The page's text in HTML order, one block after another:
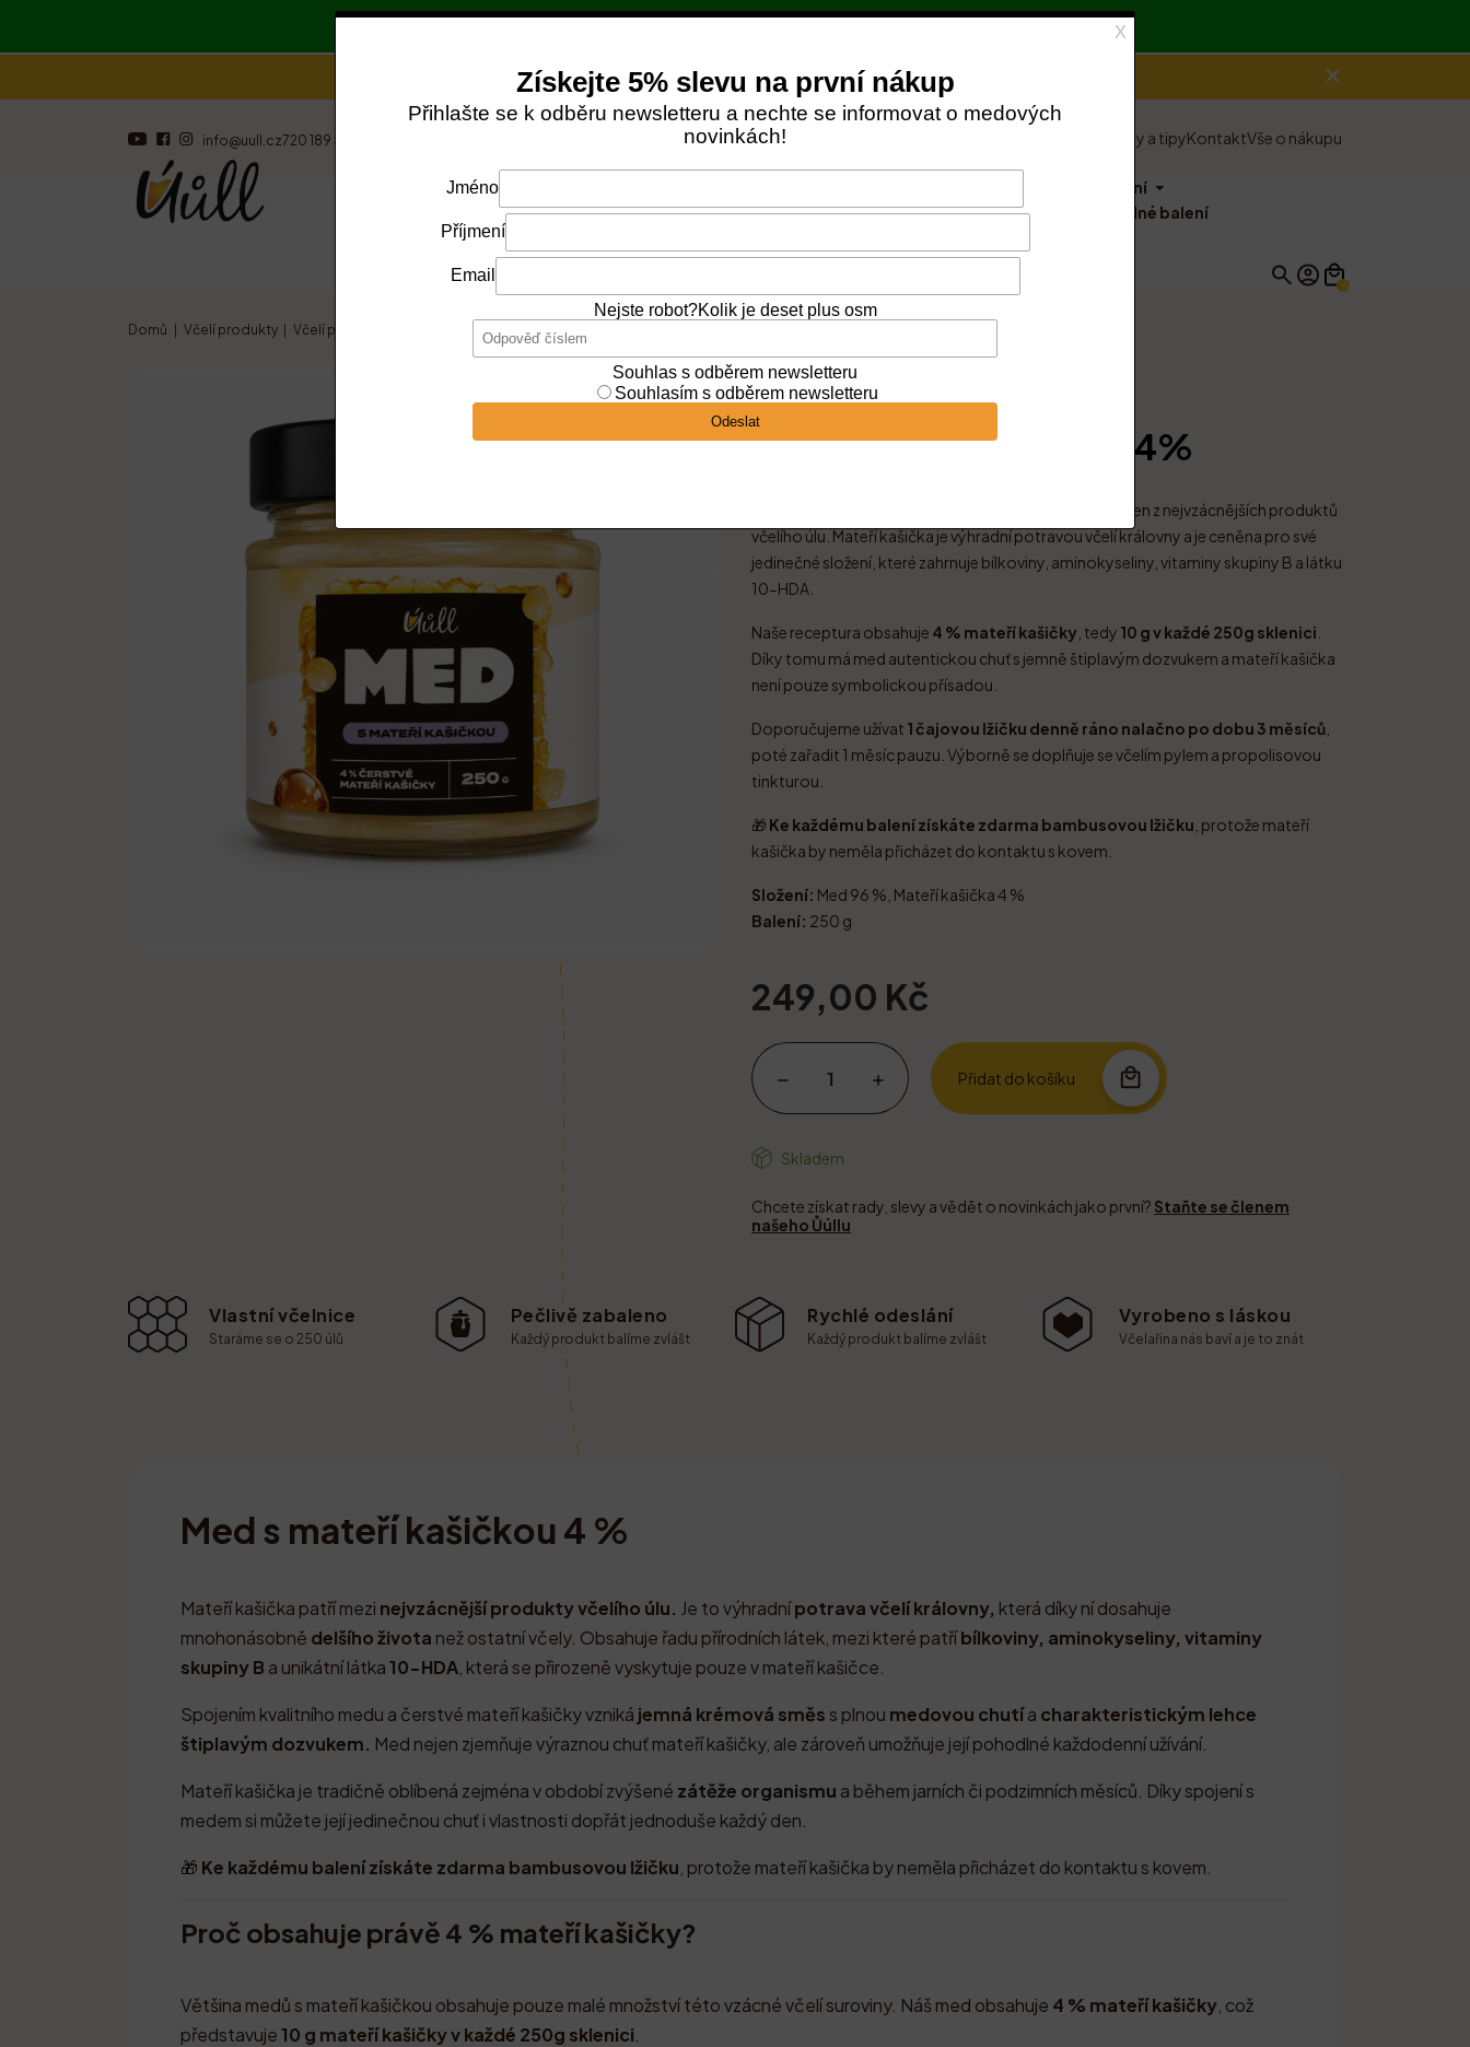
DOPRAVA ZDARMA OD NÁKUPU ZA 1 299 KČ
info@uull.cz720 189 473 Rady a tipyKontaktVše o nákupu
Včelí produkty
Ostatní
Výhodné balení
0
Domů Včelí produkty Včelí produkty Med s mateří kašičkou 4%
Kód: 157Výrobce:
Med s mateří kašičkou 4%
spojuje kvalitní med a jeden z nejvzácnějších produktů
včelího úlu. Mateří kašička je výhradní potravou včelí královny a je ceněna pro své
jedinečné složení, které zahrnuje bílkoviny, aminokyseliny, vitaminy skupiny B a látku
10-HDA.
Naše receptura obsahuje 4 % mateří kašičky , tedy 10 g v každé 250g sklenici
Díky tomu má med autentickou chuť s jemně štiplavým dozvukem a mateří kašička
není pouze symbolickou přísadou.
Doporučujeme užívat 1 čajovou lžičku denně ráno nalačno po dobu 3 měsíců
poté zařadit 1 měsíc pauzu. Výborně se doplňuje se včelím pylem a propolisovou
tinkturou.
🎁 Ke každému balení získáte zdarma bambusovou lžičku , protože mateří
kašička by neměla přicházet do kontaktu s kovem.
Složení: Med 96 %, Mateří kašička 4 %
Balení: 250 g
249,00 Kč
Přidat do košíku
Skladem
Chcete získat rady, slevy a vědět o novinkách jako první? Staňte se členem
našeho Ůúllu
Vlastní včelnice
Staráme se o 250 úlů
Pečlivě zabaleno
Každý produkt balíme zvlášt
Rychlé odeslání
Každý produkt balíme zvlášt
Vyrobeno s láskou
Včelařina nás baví a je to znát
Med s mateří kašičkou 4 %
Mateří kašička patří mezi nejvzácnější produkty včelího úlu. Je to výhradnípotrava včelí královny, která díky ní dosahuje
mnohonásobně delšího života než ostatní včely. Obsahuje řadu přírodních látek, mezi které patříbílkoviny, aminokyseliny, vitaminy
skupiny B a unikátní látka10-HDA , která se přirozeně vyskytuje pouze v mateří kašičce.
Spojením kvalitního medu a čerstvé mateří kašičky vzniká jemná krémová směs s plnou medovou chutía charakteristickým lehce
štiplavým dozvukem. Med nejen zjemňuje výraznou chuť mateří kašičky, ale zároveň umožňuje její pohodlné každodenní užívání.
Mateří kašička je tradičně oblíbená zejména v období zvýšené zátěže organismu a během jarních či podzimních měsíců. Díky spojení s
medem si můžete její jedinečnou chuť i vlastnosti dopřát jednoduše každý den.
🎁 Ke každému balení získáte zdarma bambusovou lžičku , protože mateří kašička by neměla přicházet do kontaktu s kovem.
Proč obsahuje právě 4 % mateří kašičky?
Většina medů s mateří kašičkou obsahuje pouze malé množství této vzácné včelí suroviny. Náš med obsahuje 4 % mateří kašičky , což
představuje10 g mateří kašičky v každé 250g sklenici